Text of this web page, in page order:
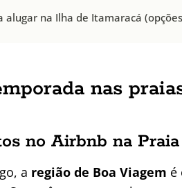
alugar na Ilha de Itamaracá
nas
no Airbnb na
a região de Boa Viagem é